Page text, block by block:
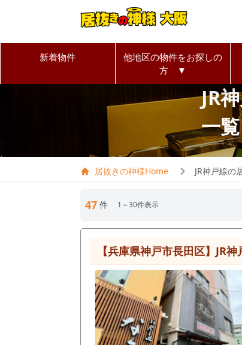
新着物件
他地区の物件をお探しの
方 ▼
JR
一覧
居抜きの神様Home JR神戸線の
47 件 1～30件表示
【兵庫県神戸市長田区】JR